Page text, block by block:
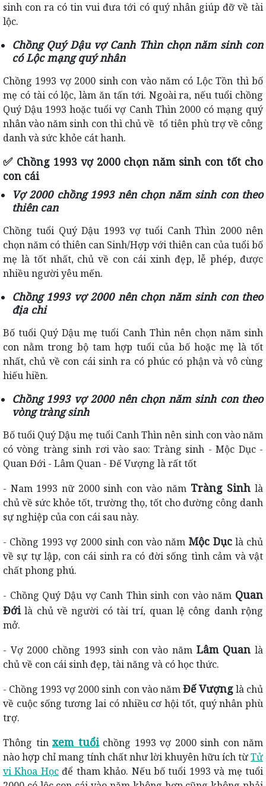
sinh con ra có tin vui đưa tới có quý nhân giúp đỡ về tài
lộc.
Chồng Quý Dậu vợ Canh Thìn chọn năm sinh con
có Lộc mạng quý nhân
Chồng 1993 vợ 2000 sinh con vào năm có Lộc Tồn thì bố
mẹ có tài có lộc, làm ăn tấn tới. Ngoài ra, nếu tuổi chồng
Quý Dậu 1993 hoặc tuổi vợ Canh Thìn 2000 có mạng quý
nhân vào năm sinh con thì chủ về tổ tiên phù trợ về công
danh và sức khỏe cát hanh.
✅ Chồng 1993 vợ 2000 chọn năm sinh con tốt cho
con cái
Vợ 2000 chồng 1993 nên chọn năm sinh con theo
thiên can
Chồng tuổi Quý Dậu 1993 vợ tuổi Canh Thìn 2000 nên
chọn năm có thiên can Sinh/Hợp với thiên can của tuổi bố
mẹ là tốt nhất, chủ về con cái xinh đẹp, lễ phép, được
nhiều người yêu mến.
Chồng 1993 vợ 2000 nên chọn năm sinh con theo
địa chi
Bố tuổi Quý Dậu mẹ tuổi Canh Thìn nên chọn năm sinh
con nằm trong bộ tam hợp tuổi của bố hoặc mẹ là tốt
nhất, chủ về con cái sinh ra có phúc có phận và vô cùng
hiếu hiền.
Chồng 1993 vợ 2000 nên chọn năm sinh con theo
vòng tràng sinh
Bố tuổi Quý Dậu mẹ tuổi Canh Thìn nên sinh con vào năm
có vòng tràng sinh rơi vào sao: Tràng sinh - Mộc Dục -
Quan Đới - Lâm Quan - Đế Vượng là rất tốt
- Nam 1993 nữ 2000 sinh con vào năm Tràng Sinh là
chủ về sức khỏe tốt, trường thọ, tốt cho đường công danh
sự nghiệp của con cái sau này.
- Chồng 1993 vợ 2000 sinh con vào năm Mộc Dụclà chủ
về sự tự lập, con cái sinh ra có đời sống tình cảm và vật
chất phong phú.
- Chồng Quý Dậu vợ Canh Thìn sinh con vào năm Quan
Đớilà chủ về người có tài trí, quan lệ công danh rộng
mở.
- Vợ 2000 chồng 1993 sinh con vào năm Lâm Quan là
chủ về con cái sinh đẹp, tài năng và có học thức.
- Chồng 1993 vợ 2000 sinh con vào nămĐế Vượnglà chủ
về cuộc sống tương lai có nhiều cơ hội tốt, quý nhân phù
trợ.
Thông tin xem tuổichồng 1993 vợ 2000 sinh con năm
nào hợp chỉ mang tính chất như lời khuyên hữu ích từTử
vi Khoa Họcđể tham khảo. Nếu bố tuổi 1993 và mẹ tuổi